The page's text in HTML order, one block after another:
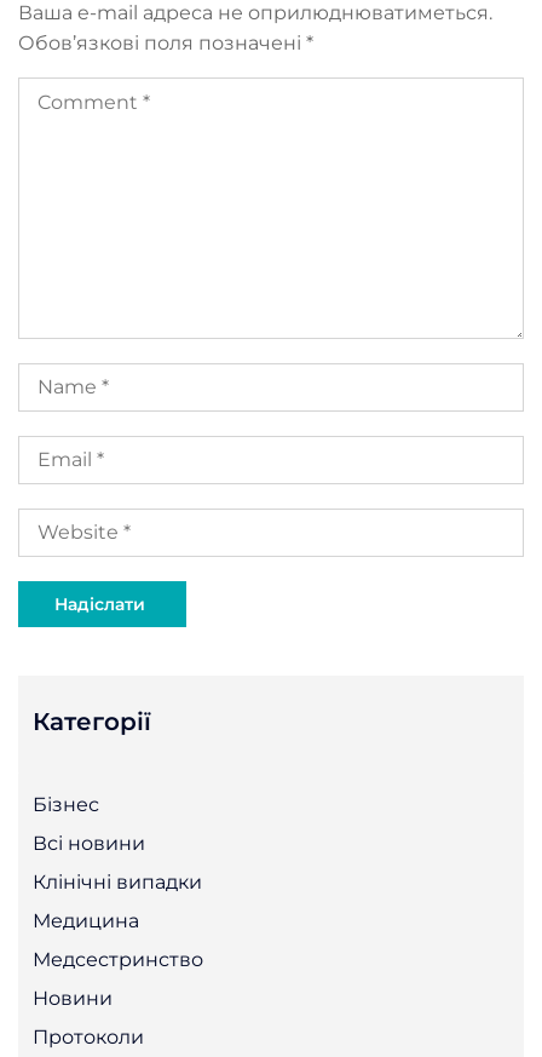
Ваша e-mail адреса не оприлюднюватиметься.
Обов’язкові поля позначені *
Категорії
Бізнес
Всі новини
Клінічні випадки
Медицина
Медсестринство
Новини
Протоколи